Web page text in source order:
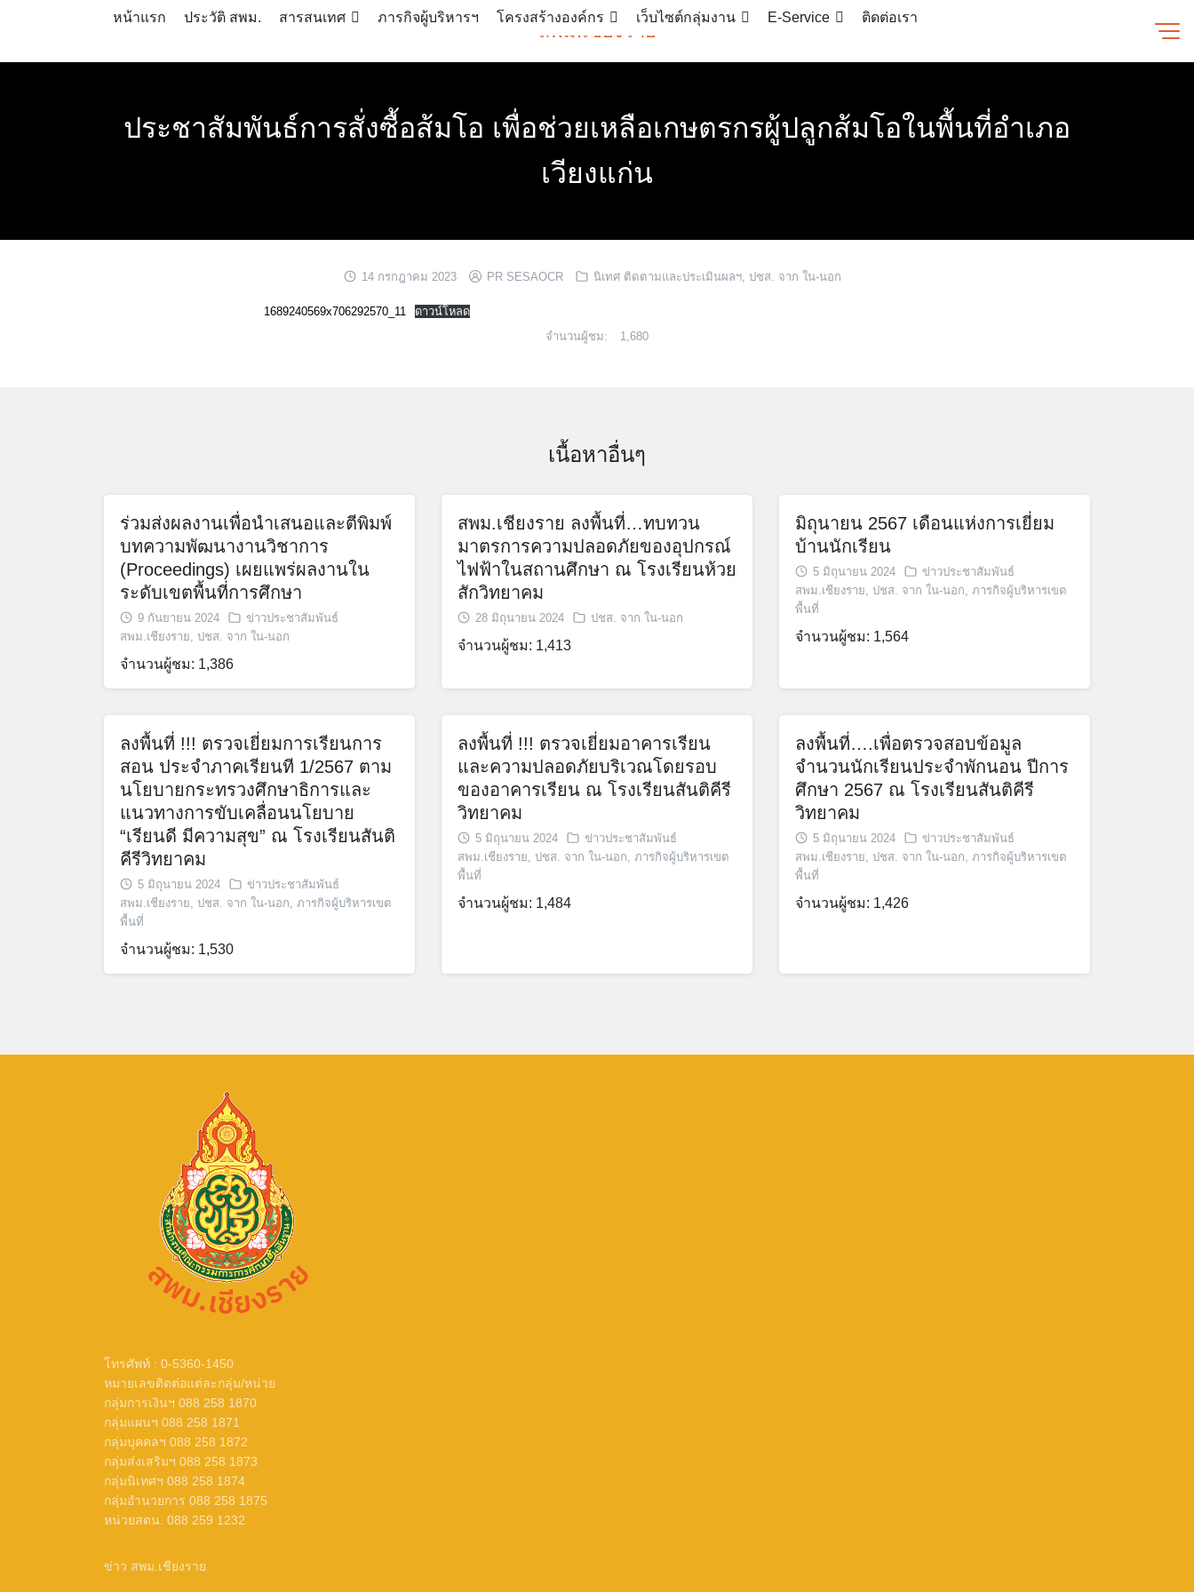
สพม.เชียงราย
หน้าแรก ประวัติ สพม. สารสนเทศ ภารกิจผู้บริหารฯ โครงสร้างองค์กร เว็บไซต์กลุ่มงาน E-Service ติดต่อเรา
ประชาสัมพันธ์การสั่งซื้อส้มโอ เพื่อช่วยเหลือเกษตรกรผู้ปลูกส้มโอในพื้นที่อำเภอ
เวียงแก่น
14 กรกฎาคม 2023 PR SESAOCR นิเทศ ติดตามและประเมินผลฯ, ปชส. จาก ใน-นอก
1689240569x706292570_11
ดาวน์โหลด
จำนวนผู้ชม:
1,680
เนื้อหาอื่นๆ
ร่วมส่งผลงานเพื่อนำเสนอและตีพิมพ์
บทความพัฒนางานวิชาการ
(Proceedings) เผยแพร่ผลงานใน
ระดับเขตพื้นที่การศึกษา
9 กันยายน 2024
ข่าวประชาสัมพันธ์
สพม.เชียงราย ปชส. จาก ใน-นอก
จำนวนผู้ชม: 1,386
สพม.เชียงราย ลงพื้นที่…ทบทวน
มาตรการความปลอดภัยของอุปกรณ์
ไฟฟ้าในสถานศึกษา ณ โรงเรียนห้วย
สักวิทยาคม
28 มิถุนายน 2024 ปชส. จาก ใน-นอก
จำนวนผู้ชม: 1,413
มิถุนายน 2567 เดือนแห่งการเยี่ยม
บ้านนักเรียน
5 มิถุนายน 2024
ข่าวประชาสัมพันธ์
สพม.เชียงราย ปชส. จาก ใน-นอก ภารกิจผู้บริหารเขต
พื้นที่
จำนวนผู้ชม: 1,564
ลงพื้นที่ !!! ตรวจเยี่ยมการเรียนการ
สอน ประจำภาคเรียนที 1/2567 ตาม
นโยบายกระทรวงศึกษาธิการและ
แนวทางการขับเคลื่อนนโยบาย
“เรียนดี มีความสุข” ณ โรงเรียนสันติ
คีรีวิทยาคม
5 มิถุนายน 2024
ข่าวประชาสัมพันธ์
สพม.เชียงราย ปชส. จาก ใน-นอก ภารกิจผู้บริหารเขต
พื้นที่
จำนวนผู้ชม: 1,530
ลงพื้นที่ !!! ตรวจเยี่ยมอาคารเรียน
และความปลอดภัยบริเวณโดยรอบ
ของอาคารเรียน ณ โรงเรียนสันติคีรี
วิทยาคม
5 มิถุนายน 2024
ข่าวประชาสัมพันธ์
สพม.เชียงราย ปชส. จาก ใน-นอก ภารกิจผู้บริหารเขต
พื้นที่
จำนวนผู้ชม: 1,484
ลงพื้นที่….เพื่อตรวจสอบข้อมูล
จำนวนนักเรียนประจำพักนอน ปีการ
ศึกษา 2567 ณ โรงเรียนสันติคีรี
วิทยาคม
5 มิถุนายน 2024
ข่าวประชาสัมพันธ์
สพม.เชียงราย ปชส. จาก ใน-นอก ภารกิจผู้บริหารเขต
พื้นที่
จำนวนผู้ชม: 1,426
โทรศัพท์ : 0-5360-1450
หมายเลขติดต่อแต่ละกลุ่ม/หน่วย
กลุ่มการเงินฯ 088 258 1870
กลุ่มแผนฯ 088 258 1871
กลุ่มบุคคลฯ 088 258 1872
กลุ่มส่งเสริมฯ 088 258 1873
กลุ่มนิเทศฯ 088 258 1874
กลุ่มอำนวยการ 088 258 1875
หน่วยสตน. 088 259 1232
ข่าว สพม.เชียงราย